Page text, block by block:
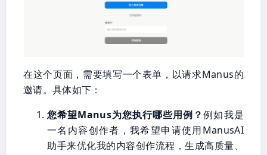
在这个页面，需要填写一个表单，以请求Manus的
邀请。具体如下：
您希望Manus为您执行哪些用例？例如我是
一名内容创作者，我希望申请使用ManusAI
助手来优化我的内容创作流程，生成高质量、